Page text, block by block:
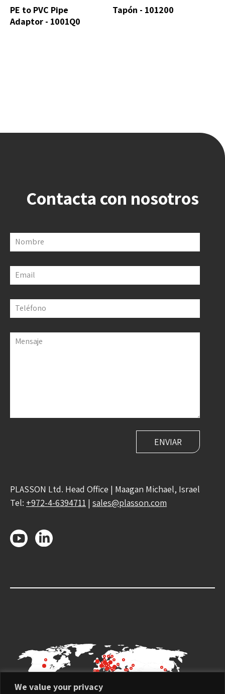
We value your privacy
PE to PVC Pipe
Adaptor - 1001Q0
Tapón - 101200
Contacta con nosotros
Nombre
Email
Teléfono
Mensaje
PLASSON Ltd. Head Office | Maagan Michael, Israel
Tel: +972-4-6394711 | sales@plasson.com